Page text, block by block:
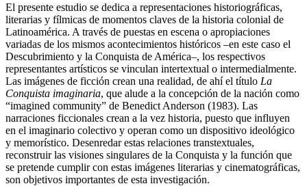
El presente estudio se dedica a representaciones historiográficas,
literarias y fílmicas de momentos claves de la historia colonial de
Latinoamérica. A través de puestas en escena o apropiaciones
variadas de los mismos acontecimientos históricos –en este caso el
Descubrimiento y la Conquista de América–, los respectivos
representantes artísticos se vinculan intertextual o intermedialmente.
Las imágenes de ficción crean una realidad, de ahí el título La
Conquista imaginaria, que alude a la concepción de la nación como
“imagined community” de Benedict Anderson (1983). Las
narraciones ficcionales crean a la vez historia, puesto que influyen
en el imaginario colectivo y operan como un dispositivo ideológico
y memorístico. Desenredar estas relaciones transtextuales,
reconstruir las visiones singulares de la Conquista y la función que
se pretende cumplir con estas imágenes literarias y cinematográficas,
son objetivos importantes de esta investigación.